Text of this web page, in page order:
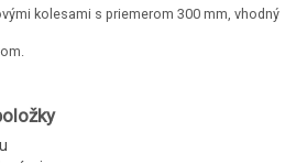
kolesami s priemerom 300 mm, vhodný